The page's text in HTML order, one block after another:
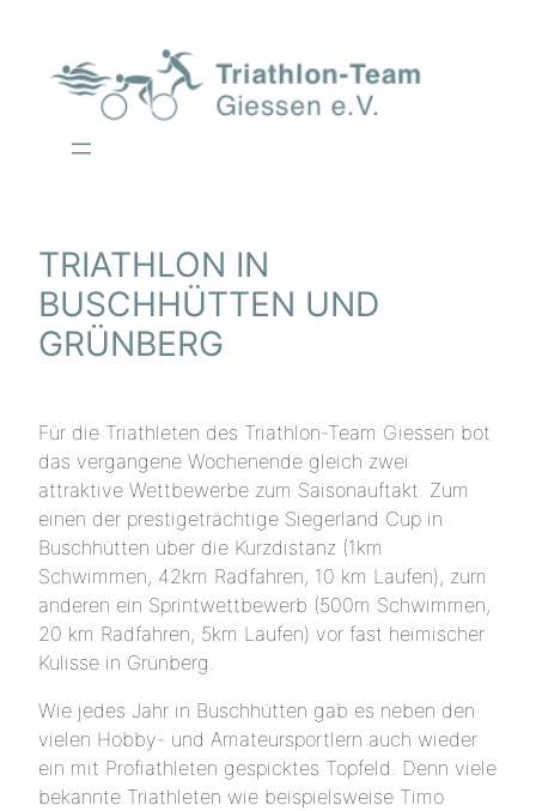
springen
TRIATHLON IN
BUSCHHÜTTEN UND
GRÜNBERG
Für die Triathleten des Triathlon-Team Giessen bot
das vergangene Wochenende gleich zwei
attraktive Wettbewerbe zum Saisonauftakt. Zum
einen der prestigeträchtige Siegerland Cup in
Buschhütten über die Kurzdistanz (1km
Schwimmen, 42km Radfahren, 10 km Laufen), zum
anderen ein Sprintwettbewerb (500m Schwimmen,
20 km Radfahren, 5km Laufen) vor fast heimischer
Kulisse in Grünberg.
Wie jedes Jahr in Buschhütten gab es neben den
vielen Hobby- und Amateursportlern auch wieder
ein mit Profiathleten gespicktes Topfeld. Denn viele
bekannte Triathleten wie beispielsweise Timo